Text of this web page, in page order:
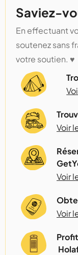
Saviez-
En effectuant
soutenez sans
votre soutien. ♥️
Voir
Voir
Voir